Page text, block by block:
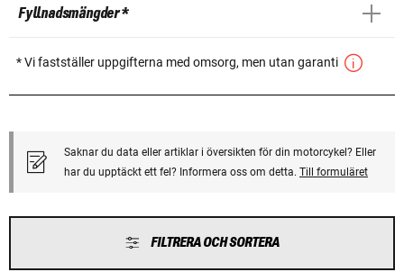
Fyllnadsmängder *
* Vi fastställer uppgifterna med omsorg, men utan garanti
Saknar du data eller artiklar i översikten för din motorcykel? Eller
har du upptäckt ett fel? Informera oss om detta. Till formuläret
FILTRERA OCH SORTERA